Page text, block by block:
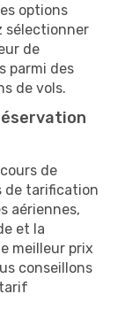
options
sélectionner
de
parmi des
de vols.
de
de tarification
aériennes,
et la
meilleur prix
conseillons